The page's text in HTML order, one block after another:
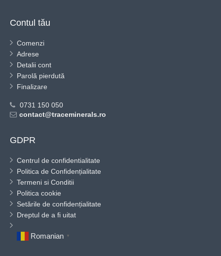
Contul tău
Comenzi
Adrese
Detalii cont
Parolă pierdută
Finalizare
0731 150 050
contact@traceminerals.ro
GDPR
Centrul de confidentialitate
Politica de Confidențialitate
Termeni si Conditii
Politica cookie
Setările de confidențialitate
Dreptul de a fi uitat
Romanian ▼